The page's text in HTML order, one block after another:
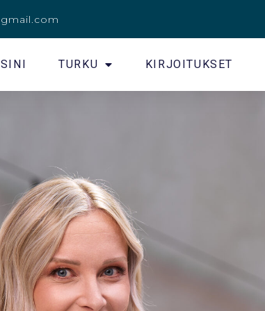
SINI TURKU KIRJOITUKSET